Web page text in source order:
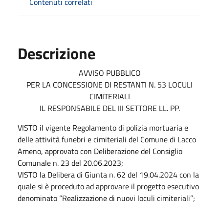
Descrizione
AVVISO PUBBLICO
PER LA CONCESSIONE DI RESTANTI N. 53 LOCULI
CIMITERIALI
IL RESPONSABILE DEL III SETTORE LL. PP.
VISTO il vigente Regolamento di polizia mortuaria e
delle attività funebri e cimiteriali del Comune di Lacco
Ameno, approvato con Deliberazione del Consiglio
Comunale n. 23 del 20.06.2023;
VISTO la Delibera di Giunta n. 62 del 19.04.2024 con la
quale si è proceduto ad approvare il progetto esecutivo
denominato “Realizzazione di nuovi loculi cimiteriali”;